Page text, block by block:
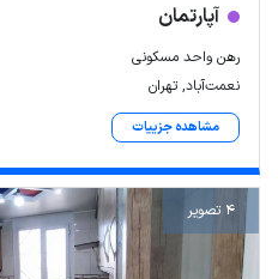
آپارتمان
رهن واحد مسکونی
نعمت‌آباد, تهران
مشاهده جزییات
4 تصویر